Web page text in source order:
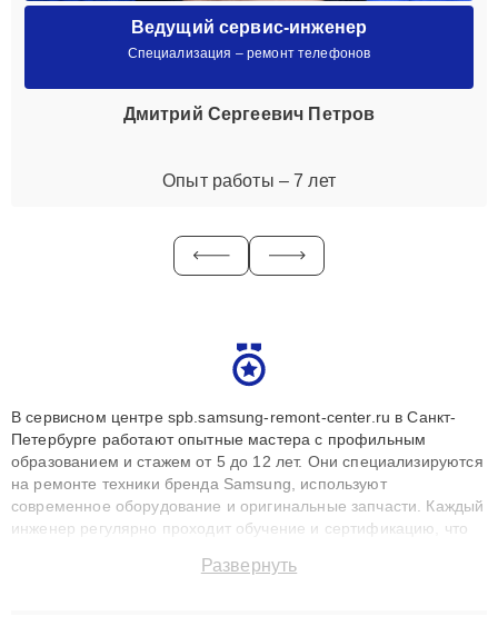
Ведущий сервис-инженер
Специализация – ремонт телефонов
Дмитрий Сергеевич Петров
Опыт работы – 7 лет
В сервисном центре spb.samsung-remont-center.ru в Санкт-
Петербурге работают опытные мастера с профильным
образованием и стажем от 5 до 12 лет. Они специализируются
на ремонте техники бренда Samsung, используют
современное оборудование и оригинальные запчасти. Каждый
инженер регулярно проходит обучение и сертификацию, что
восстанавливать технику с сохранением гарантии до 3 лет.
Развернуть